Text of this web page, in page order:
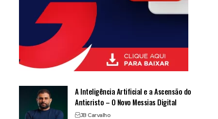
A Inteligência Artificial e a Ascensão do
Anticristo – O Novo Messias Digital
JB Carvalho